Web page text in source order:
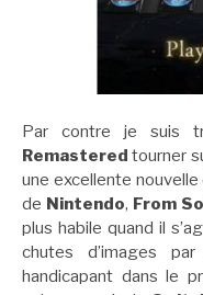
Par contre je suis
Remastered tourner
une excellente
de Nintendo, From
plus habile quand il
chutes d’images
handicapant dans le